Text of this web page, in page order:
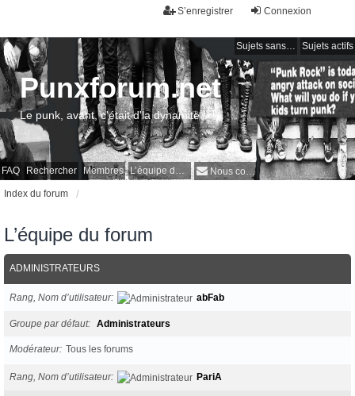
Connexion
S’enregistrer
Sujets sans réponse Sujets actifs
FAQ Rechercher Membres L’équipe du forum Nous contacter
Punxforum.net
Le punk, avant, c'était d'la dynamite !
Index du forum
L’équipe du forum
ADMINISTRATEURS
Rang, Nom d’utilisateur abFab
Groupe par défaut Administrateurs
Modérateur Tous les forums
Rang, Nom d’utilisateur PariA